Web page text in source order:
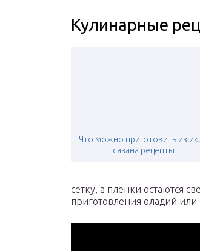
Кулинарные
Что можно приготовить из
сазана рецепты
сетку, а пленки остаются
приготовления оладий или